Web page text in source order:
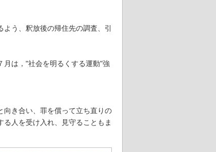
う、釈放後の帰住先の調査、引
は，"社会を明るくする運動"強
向き合い、罪を償って立ち直りの
人を受け入れ、見守ることもま